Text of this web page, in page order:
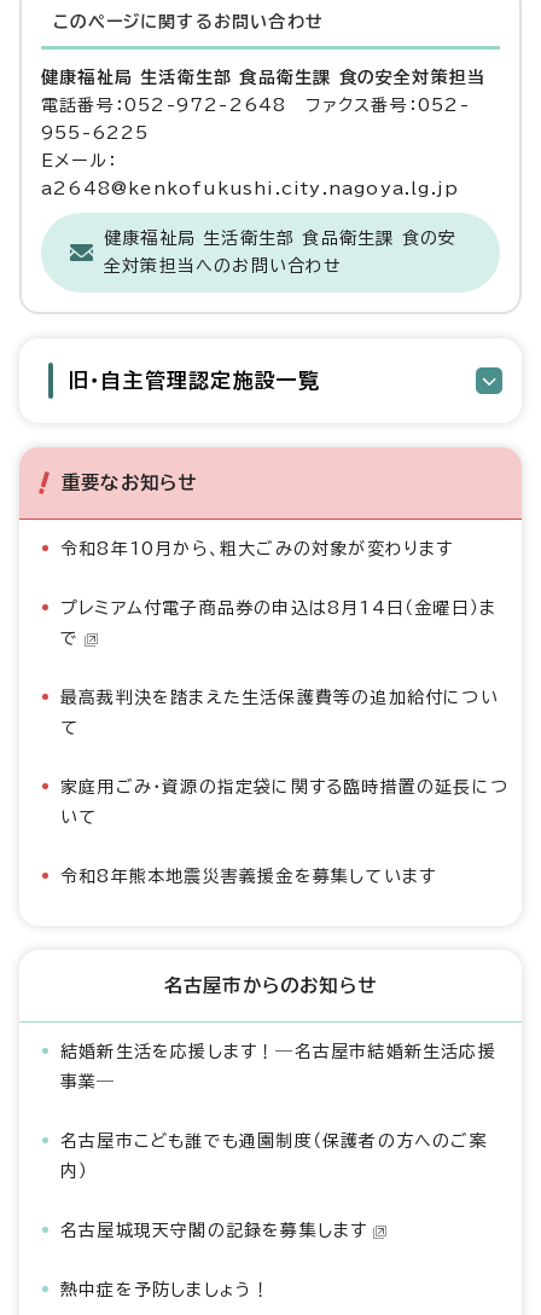
このページに関する お問い合わせ
健康福祉局 生活衛生部 食品衛生課 食の安全対策担当
電話番号：052-972-2648 ファクス番号：052-
955-6225
Eメール：
a2648@kenkofukushi.city.nagoya.lg.jp
健康福祉局 生活衛生部 食品衛生課 食の安
全対策担当へのお問い合わせ
旧・自主管理認定施設一覧
重要なお知らせ
令和8年10月から、粗大ごみの対象が変わります
プレミアム付電子商品券の申込は8月14日（金曜日）ま
で
最高裁判決を踏まえた生活保護費等の追加給付につい
て
家庭用ごみ・資源の指定袋に関する臨時措置の延長につ
いて
令和8年熊本地震災害義援金を募集しています
名古屋市からのお知らせ
結婚新生活を応援します！―名古屋市結婚新生活応援
事業―
名古屋市こども誰でも通園制度（保護者の方へのご案
内）
名古屋城現天守閣の記録を募集します
熱中症を予防しましょう！